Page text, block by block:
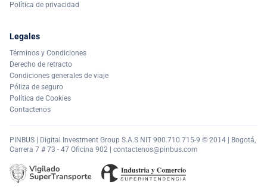
Política de privacidad
Legales
Términos y Condiciones
Derecho de retracto
Condiciones generales de viaje
Póliza de seguro
Política de Cookies
Contactenos
PINBUS | Digital Investment Group S.A.S NIT 900.710.715-9 © 2014 | Bogotá,
Carrera 7 # 73 - 47 Oficina 902 | contactenos@pinbus.com